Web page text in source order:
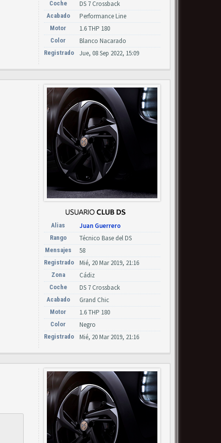
Coche DS 7 Crossback
Acabado Performance Line
Motor 1.6 THP 180
Color Blanco Nacarado
Registrado Jue, 08 Sep 2022, 15:09
Alias Juan Guerrero
Rango Técnico Base del DS
Mensajes 58
Registrado Mié, 20 Mar 2019, 21:16
Zona Cádiz
Coche DS 7 Crossback
Acabado Grand Chic
Motor 1.6 THP 180
Color Negro
Registrado Mié, 20 Mar 2019, 21:16